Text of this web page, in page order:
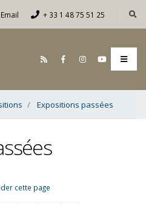
Email + 33 1 48 75 51 25
Expositions passées
cette page